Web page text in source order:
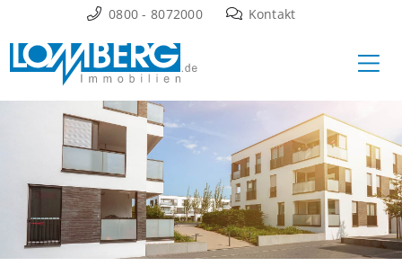
Inhalt
springen
0800 - 8072000 Kontakt